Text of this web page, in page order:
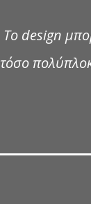
Το design
τόσο